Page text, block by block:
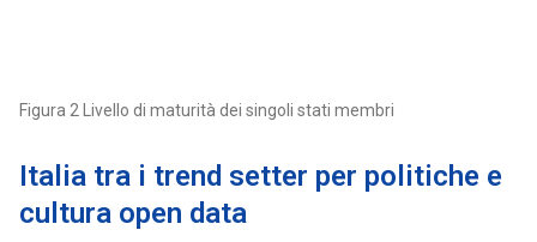
Figura 2 Livello di maturità dei singoli stati membri
Italia tra i trend setter per politiche e
cultura open data